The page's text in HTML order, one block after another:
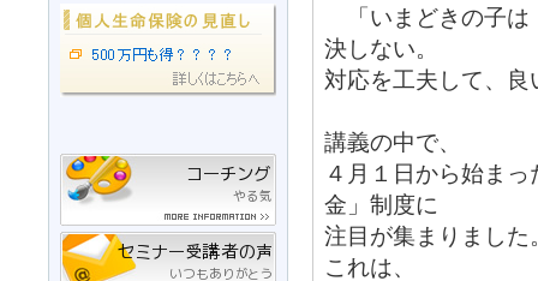
「いまどきの子は
決しない。
対応を工夫して、
講義の中で、
４月１日から始ま
金」制度に
注目が集まりました
これは、